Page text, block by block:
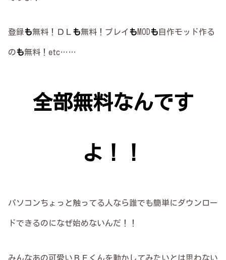
登録も無料！ＤＬ も無料！プレイもMODも 自作モッド作る
のも無料！etc……
全部無料なんです
よ！！
パソコンちょっと触ってる人なら誰でも簡単にダウンロー
ドできるのになぜ始めないんだ！！
みんなあの可愛いＢＦくんを動かしてみたいとは思わない